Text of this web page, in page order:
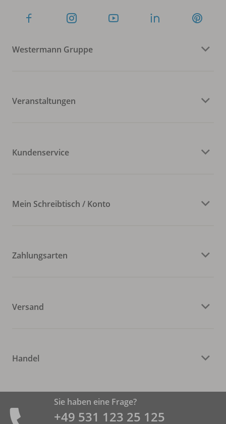
Westermann Gruppe
Veranstaltungen
Kundenservice
Mein Schreibtisch / Konto
Zahlungsarten
Versand
Handel
Sie haben eine Frage?
+49 531 ­123 25 125